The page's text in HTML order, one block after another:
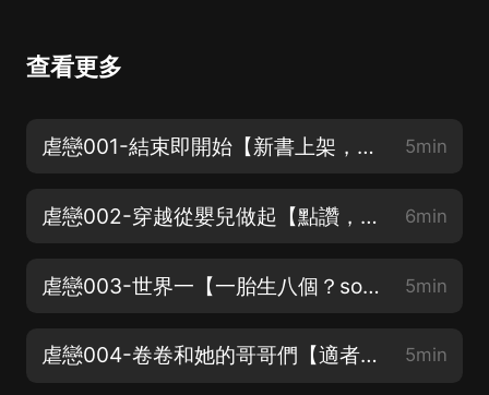
查看更多
虐戀001-結束即開始【新書上架，腦洞文，格局打開】 5min
虐戀002-穿越從嬰兒做起【點讚，月票，走一波】 6min
虐戀003-世界一【一胎生八個？so easy】 5min
虐戀004-卷卷和她的哥哥們【適者生存】 5min